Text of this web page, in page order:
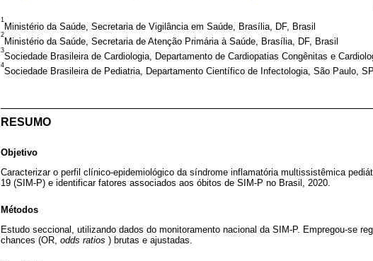
1
Ministério da Saúde, Secretaria de Vigilância em Saúde, Brasília, DF, Brasil
2
Ministério da Saúde, Secretaria de Atenção Primária à Saúde, Brasília, DF, Brasil
3
Sociedade Brasileira de Cardiologia, Departamento de Cardiopatias Congênitas e
4
Sociedade Brasileira de Pediatria, Departamento Científico de Infectologia, São Paulo,
RESUMO
Objetivo
Caracterizar o perfil clínico-epidemiológico da síndrome inflamatória multissistêmica
19 (SIM-P) e identificar fatores associados aos óbitos de SIM-P no Brasil, 2020.
Métodos
Estudo seccional, utilizando dados do monitoramento nacional da SIM-P. Empregou-se
chances (OR, odds ratios ) brutas e ajustadas.